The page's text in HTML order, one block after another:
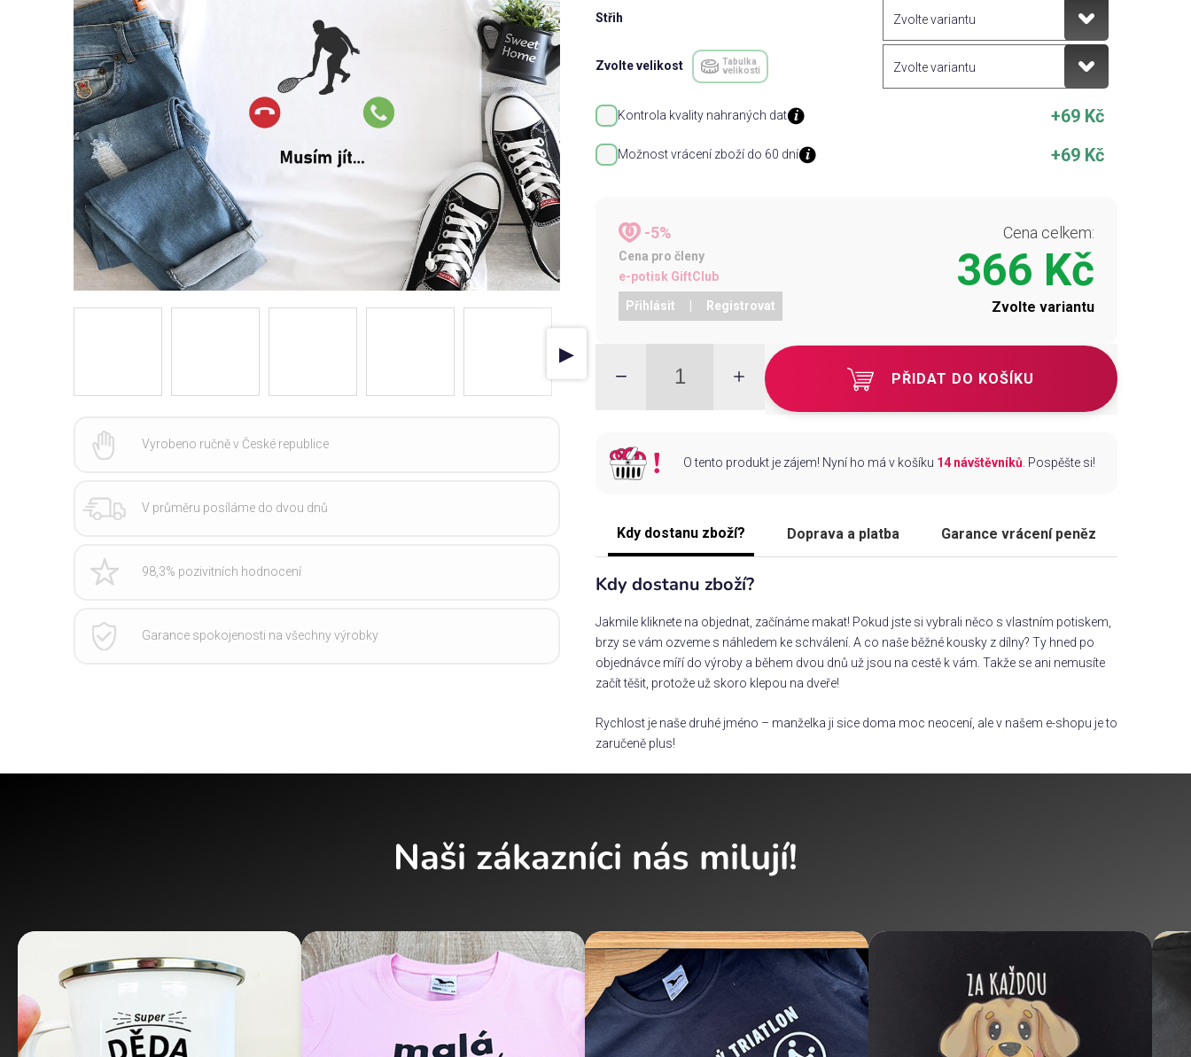
Střih
Zvolte velikost
Tabulka
velikostí
Kontrola kvality nahraných dat +69 Kč
Možnost vrácení zboží do 60 dní +69 Kč
-5%
Cena pro členy
e-potisk GiftClub
Přihlásit Registrovat
Cena celkem:
366 Kč
Zvolte variantu
PŘIDAT DO KOŠÍKU
O tento produkt je zájem! Nyní ho má v košíku 14 návštěvníků. Pospěšte si!
Kdy dostanu zboží? Doprava a platba Garance vrácení peněz
Kdy dostanu zboží?
Jakmile kliknete na objednat, začínáme makat! Pokud jste si vybrali něco s vlastním potiskem,
brzy se vám ozveme s náhledem ke schválení. A co naše běžné kousky z dílny? Ty hned po
objednávce míří do výroby a během dvou dnů už jsou na cestě k vám. Takže se ani nemusíte
začít těšit, protože už skoro klepou na dveře!
Rychlost je naše druhé jméno – manželka ji sice doma moc neocení, ale v našem e-shopu je to
zaručeně plus!
▶
Vyrobeno ručně v České republice
V průměru posíláme do dvou dnů
98,3% pozivitních hodnocení
Garance spokojenosti na všechny výrobky
Naši zákazníci nás milují!